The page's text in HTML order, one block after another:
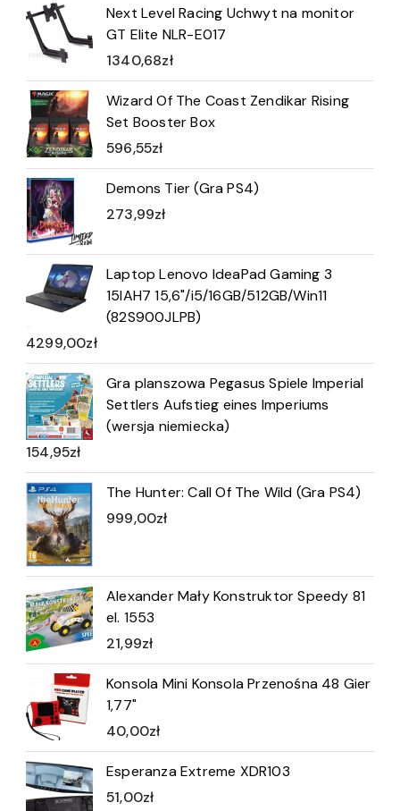
Next Level Racing Uchwyt na monitor
GT Elite NLR-E017
1340,68zł
Wizard Of The Coast Zendikar Rising
Set Booster Box
596,55zł
Demons Tier (Gra PS4)
273,99zł
Laptop Lenovo IdeaPad Gaming 3
15IAH7 15,6"/i5/16GB/512GB/Win11
(82S900JLPB)
4299,00zł
Gra planszowa Pegasus Spiele Imperial
Settlers Aufstieg eines Imperiums
(wersja niemiecka)
154,95zł
The Hunter: Call Of The Wild (Gra PS4)
999,00zł
Alexander Mały Konstruktor Speedy 81
el. 1553
21,99zł
Konsola Mini Konsola Przenośna 48 Gier
1,77"
40,00zł
Esperanza Extreme XDR103
51,00zł